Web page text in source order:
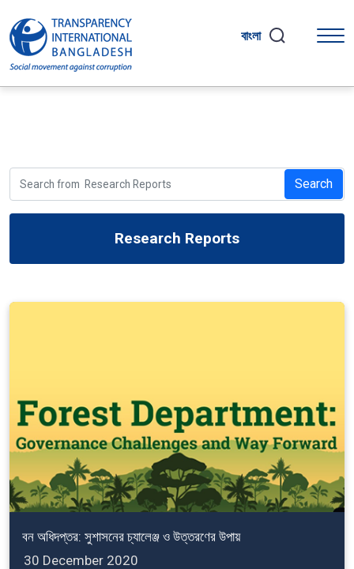
বাংলা
Search
Research Reports
বন অধিদপ্তর: সুশাসনের চ্যালেঞ্জ ও উত্তরণের উপায়
30 December 2020